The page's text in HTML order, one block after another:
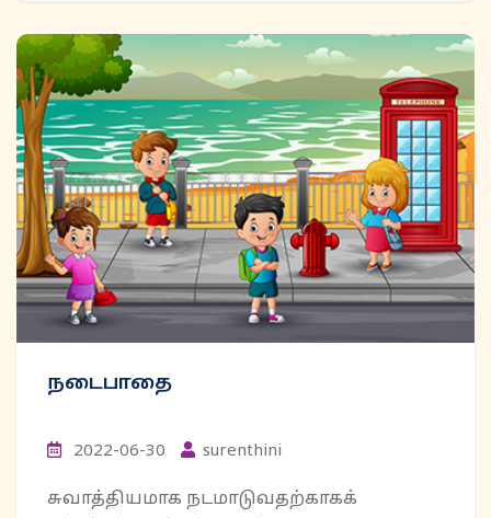
நடைபாதை
2022-06-30 surenthini
சுவாத்தியமாக நடமாடுவதற்காகக்